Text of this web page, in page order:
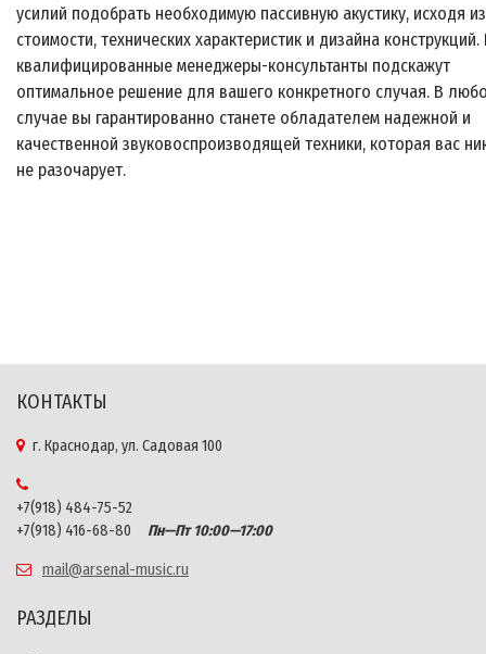
усилий подобрать необходимую пассивную акустику, исходя
стоимости, технических характеристик и дизайна
квалифицированные менеджеры-консультанты подскажут
оптимальное решение для вашего конкретного случая. В
случае вы гарантированно станете обладателем надежной и
качественной звуковоспроизводящей техники, которая вас
не разочарует.
КОНТАКТЫ
г. Краснодар, ул. Садовая 100
+7(918) 484-75-52
+7(918) 416-68-80
Пн—Пт 10:00—17:00
mail@arsenal-music.ru
РАЗДЕЛЫ